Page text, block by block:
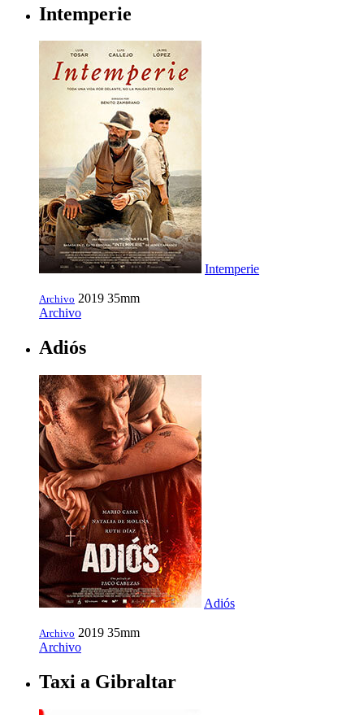
Intemperie
Intemperie
Archivo 2019 35mm
Archivo
Adiós
Adiós
Archivo 2019 35mm
Archivo
Taxi a Gibraltar